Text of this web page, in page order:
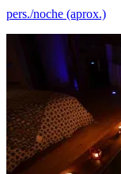
pers./noche (aprox.)